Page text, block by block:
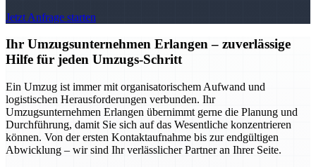
Jetzt Anfrage starten
Ihr Umzugsunternehmen Erlangen – zuverlässige
Hilfe für jeden Umzugs-Schritt
Ein Umzug ist immer mit organisatorischem Aufwand und
logistischen Herausforderungen verbunden. Ihr
Umzugsunternehmen Erlangen übernimmt gerne die Planung und
Durchführung, damit Sie sich auf das Wesentliche konzentrieren
können. Von der ersten Kontaktaufnahme bis zur endgültigen
Abwicklung – wir sind Ihr verlässlicher Partner an Ihrer Seite.